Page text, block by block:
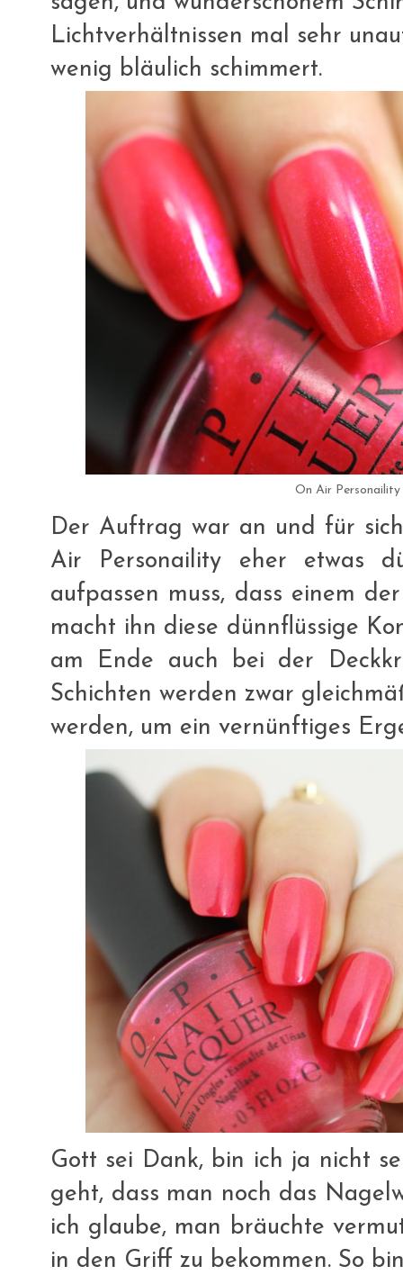
Lichtverhältnissen mal sehr
wenig bläulich schimmert.
On Air
Der Auftrag war an und für
Air Personaility eher etwas
aufpassen muss, dass einem
macht ihn diese dünnflüssige
am Ende auch bei der
Schichten werden zwar
werden, um ein vernünftiges
Gott sei Dank, bin ich ja nicht
geht, dass man noch das
ich glaube, man bräuchte
in den Griff zu bekommen. So